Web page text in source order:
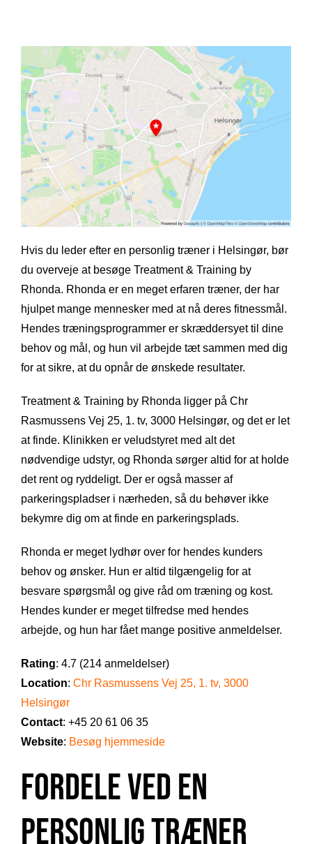
Hvis du leder efter en personlig træner i Helsingør, bør
du overveje at besøge Treatment & Training by
Rhonda. Rhonda er en meget erfaren træner, der har
hjulpet mange mennesker med at nå deres fitnessmål.
Hendes træningsprogrammer er skræddersyet til dine
behov og mål, og hun vil arbejde tæt sammen med dig
for at sikre, at du opnår de ønskede resultater.
Treatment & Training by Rhonda ligger på Chr
Rasmussens Vej 25, 1. tv, 3000 Helsingør, og det er let
at finde. Klinikken er veludstyret med alt det
nødvendige udstyr, og Rhonda sørger altid for at holde
det rent og ryddeligt. Der er også masser af
parkeringspladser i nærheden, så du behøver ikke
bekymre dig om at finde en parkeringsplads.
Rhonda er meget lydhør over for hendes kunders
behov og ønsker. Hun er altid tilgængelig for at
besvare spørgsmål og give råd om træning og kost.
Hendes kunder er meget tilfredse med hendes
arbejde, og hun har fået mange positive anmeldelser.
Rating: 4.7 (214 anmeldelser)
Location: Chr Rasmussens Vej 25, 1. tv, 3000
Helsingør
Contact: +45 20 61 06 35
Website: Besøg hjemmeside
Fordele ved en
Personlig Træner